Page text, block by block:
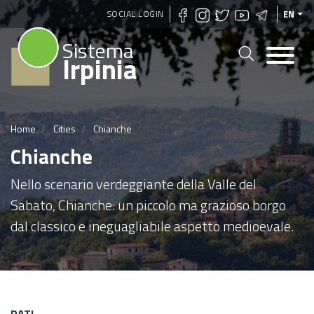
Skip
to
main
content
SOCIAL LOGIN EN
Sistema
Irpinia
Home Cities Chianche
Chianche
Nello scenario verdeggiante della Valle del
Sabato, Chianche: un piccolo ma grazioso borgo
dal classico e ineguagliabile aspetto medioevale.